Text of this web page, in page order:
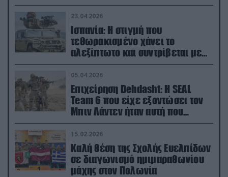
23.04.2026
Ισπανία: Η στιγμή που
τεθωρακισμένο χάνει το
αλεξίπτωτο και συντρίβεται με
ορμή στο έδαφος (βίντεο)
05.04.2026
Επιχείρηση Dehdasht: Η SEAL
Team 6 που είχε εξοντώσει τον
Μπιν Λάντεν ήταν αυτή που
διέσωσε τον πιλότο του F-15
15.02.2026
Καλή θέση της Σχολής Ευελπίδων
σε διαγωνισμό ημιμαραθωνίου
μάχης στον Πολωνία